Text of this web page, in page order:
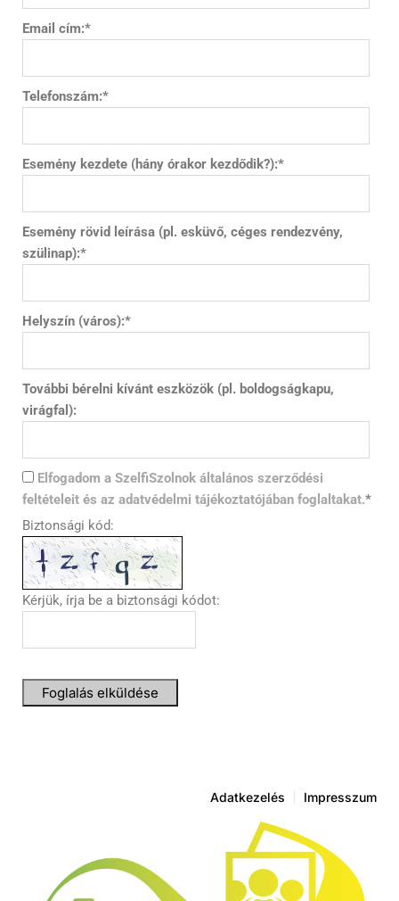
Email cím:*
Telefonszám:*
Esemény kezdete (hány órakor kezdődik?):*
Esemény rövid leírása (pl. esküvő, céges rendezvény,
szülinap):*
Helyszín (város):*
További bérelni kívánt eszközök (pl. boldogságkapu,
virágfal):
Elfogadom a SzelfiSzolnok általános szerződési
feltételeit és az adatvédelmi tájékoztatójában foglaltakat.*
Biztonsági kód:
Kérjük, írja be a biztonsági kódot:
Foglalás elküldése
Adatkezelés Impresszum